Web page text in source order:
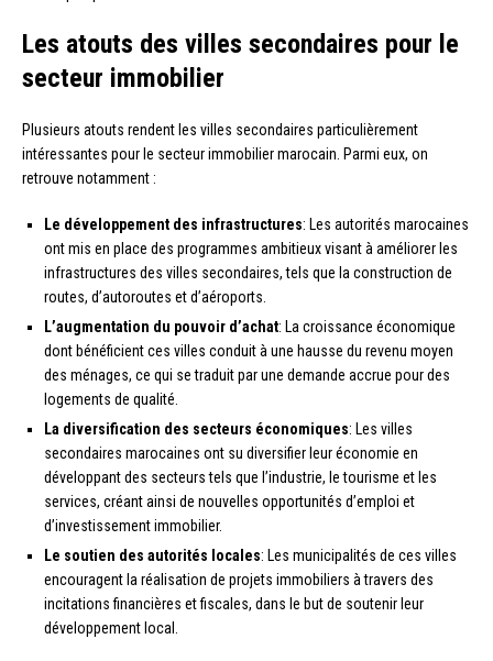
Les atouts des villes secondaires pour le
secteur immobilier
Plusieurs atouts rendent les villes secondaires particulièrement
intéressantes pour le secteur immobilier marocain. Parmi eux, on
retrouve notamment :
Le développement des infrastructures: Les autorités marocaines
ont mis en place des programmes ambitieux visant à améliorer les
infrastructures des villes secondaires, tels que la construction de
routes, d’autoroutes et d’aéroports.
L’augmentation du pouvoir d’achat: La croissance économique
dont bénéficient ces villes conduit à une hausse du revenu moyen
des ménages, ce qui se traduit par une demande accrue pour des
logements de qualité.
La diversification des secteurs économiques: Les villes
secondaires marocaines ont su diversifier leur économie en
développant des secteurs tels que l’industrie, le tourisme et les
services, créant ainsi de nouvelles opportunités d’emploi et
d’investissement immobilier.
Le soutien des autorités locales: Les municipalités de ces villes
encouragent la réalisation de projets immobiliers à travers des
incitations financières et fiscales, dans le but de soutenir leur
développement local.